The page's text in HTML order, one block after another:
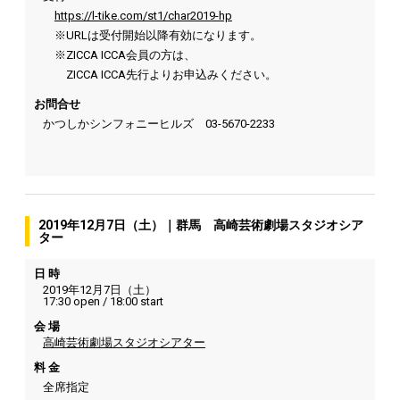
https://l-tike.com/st1/char2019-hp
※URLは受付開始以降有効になります。
※ZICCA ICCA会員の方は、
ZICCA ICCA先行よりお申込みください。
お問合せ
かつしかシンフォニーヒルズ 03-5670-2233
2019年12月7日（土）｜群馬 高崎芸術劇場スタジオシア
ター
日 時
2019年12月7日（土）
17:30 open / 18:00 start
会 場
高崎芸術劇場スタジオシアター
料 金
全席指定